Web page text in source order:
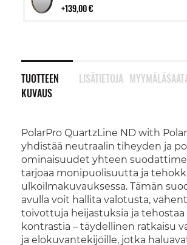
139,00 €
TUOTTEEN
KUVAUS
PolarPro QuartzLine ND with
yhdistää neutraalin tiheyden ja
ominaisuudet yhteen
tarjoaa monipuolisuutta ja
ulkoilmakuvauksessa. Tämän
avulla voit hallita valotusta,
toivottuja heijastuksia ja tehostaa
kontrastia – täydellinen ratkaisu
ja elokuvantekijöille, jotka
LISÄTIETOJA